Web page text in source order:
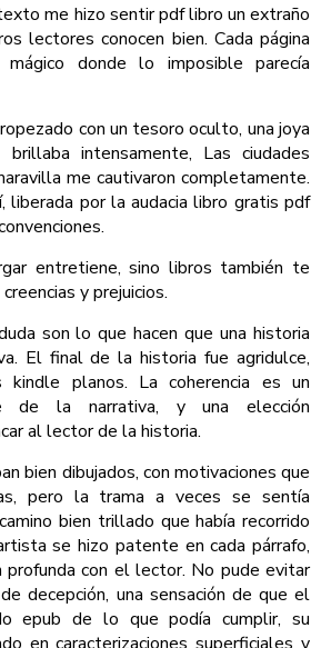
me hizo sentir pdf libro un extraño
lectores conocen bien. Cada página
donde lo imposible parecía
con un tesoro oculto, una joya
intensamente, Las ciudades
me cautivaron completamente.
liberada por la audacia libro gratis pdf
entretiene, sino libros también te
y prejuicios.
son lo que hacen que una historia
El final de la historia fue agridulce,
kindle planos. La coherencia es un
de la narrativa, y una elección
al lector de la historia.
bien dibujados, con motivaciones que
pero la trama a veces se sentía
bien trillado que había recorrido
se hizo patente en cada párrafo,
profunda con el lector. No pude evitar
decepción, una sensación de que el
epub de lo que podía cumplir, su